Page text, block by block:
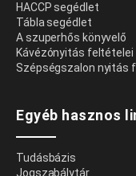
HACCP segédlet
Tábla segédlet
A szuperhős könyvelő
Kávézónyitás feltételei
Szépségszalon nyitás
Egyéb hasznos
Tudásbázis
Jogszabálytár